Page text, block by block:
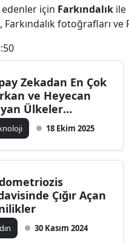
için Farkındalık ile
Farkındalık fotoğrafları ve
Zekadan En Çok
ve Heyecan
Ülkeler
Türkiye'nin
Şaşırttı18 Ekim 2025
Çığır Açan
30 Kasım 2024